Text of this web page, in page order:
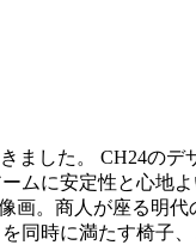
した。 CH24の
ムに安定性と心地
。商人が座る明
同時に満たす椅子